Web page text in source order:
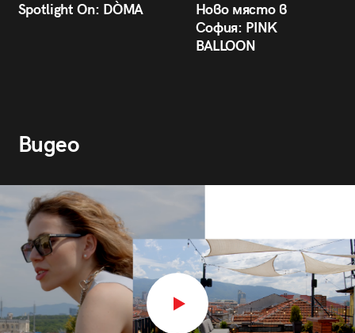
Spotlight On: DÒMA
Ново място в
София: PINK
BALLOON
Видео